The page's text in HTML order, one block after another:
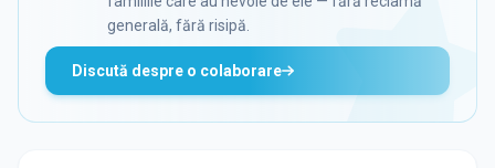
generală, fără risipă.
Discută despre o colaborare